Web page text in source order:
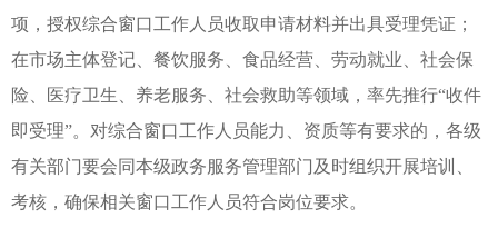
项，授权综合窗口工作人员收取申请材料并出具受理凭证；
在市场主体登记、餐饮服务、食品经营、劳动就业、社会保
险、医疗卫生、养老服务、社会救助等领域，率先推行“收件
即受理”。对综合窗口工作人员能力、资质等有要求的，各级
有关部门要会同本级政务服务管理部门及时组织开展培训、
考核，确保相关窗口工作人员符合岗位要求。